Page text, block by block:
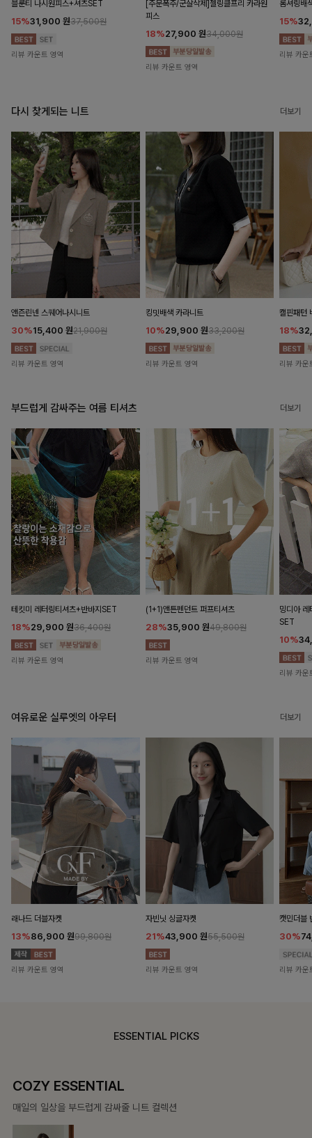
블룬티 나시원피스+셔츠SET
15%31,900 원37,500원
리뷰 카운트 영역
[주문폭주/군살삭제]젤링클프리 카라원
피스
18%27,900 원34,000원
리뷰 카운트 영역
롬셔링배
15%
리뷰 카운
다시 찾게되는 니트 더보기
앤즌린넨 스퀘어나시니트
30%15,400 원21,900원
리뷰 카운트 영역
킹밋배색 카라니트
10%29,900 원33,200원
리뷰 카운트 영역
캘핀패턴
18%
리뷰 카운
부드럽게 감싸주는 여름 티셔츠 더보기
테킷미 레터링티셔츠+반바지SET
18%29,900 원36,400원
리뷰 카운트 영역
(1+1)앤튼펜던트 퍼프티셔츠
28%35,900 원49,800원
리뷰 카운트 영역
밍디아 레
SET
10%
리뷰 카운
여유로운 실루엣의 아우터 더보기
래나드 더블자켓
13%86,900 원99,800원
리뷰 카운트 영역
자빈닛 싱글자켓
21%43,900 원55,500원
리뷰 카운트 영역
캣민더블
30%
리뷰 카운
ESSENTIAL PICKS
COZY ESSENTIAL
매일의 일상을 부드럽게 감싸줄 니트 컬렉션